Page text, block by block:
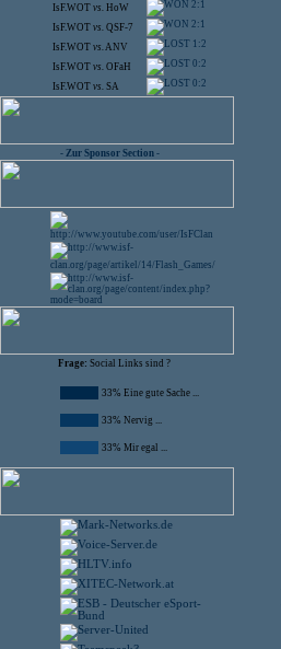
IsF.WOT vs. HoW 2:1
IsF.WOT vs. QSF-7 2:1
IsF.WOT vs.ANV 1:2
IsF.WOT vs. OFaH 0:2
IsF.WOT vs. SA 0:2
- Zur Sponsor Section -
Frage: Social Links sind ?
33% Eine gute Sache ...
33% Nervig ...
33% Mir egal ...